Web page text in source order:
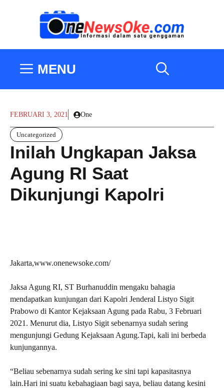
MENU
FEBRUARI 3, 2021 One
Uncategorized
Inilah Ungkapan Jaksa
Agung RI Saat
Dikunjungi Kapolri
Jakarta,www.onenewsoke.com/
Jaksa Agung RI, ST Burhanuddin mengaku bahagia
mendapatkan kunjungan dari Kapolri Jenderal Listyo Sigit
Prabowo di Kantor Kejaksaan Agung pada Rabu, 3 Februari
2021. Menurut dia, Listyo Sigit sebenarnya sudah sering
mengunjungi Gedung Kejaksaan Agung.Tapi, kali ini berbeda
kunjungannya.
“Beliau sebenarnya sudah sering ke sini tapi kapasitasnya
lain.Hari ini suatu kebahagiaan bagi saya, beliau datang kesini